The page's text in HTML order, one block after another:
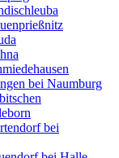
bei Naumburg
bei